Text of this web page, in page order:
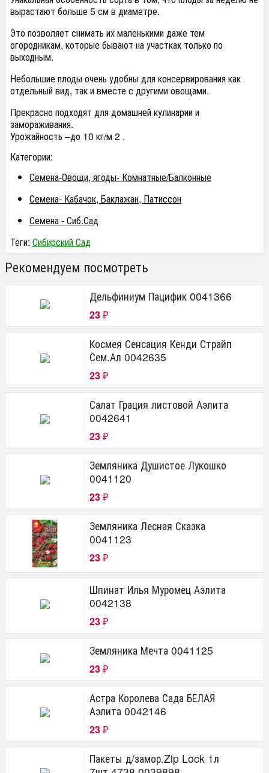
вырастают больше 5 см в диаметре.
Это позволяет снимать их маленькими даже тем
огородникам, которые бывают на участках только по
выходным.
Небольшие плоды очень удобны для консервирования как
отдельный вид, так и вместе с другими овощами.
Прекрасно подходят для домашней кулинарии и
замораживания.
Урожайность –до 10 кг/м 2 .
Категории:
Семена-Овощи, ягоды- Комнатные/Балконные
Семена- Кабачок, Баклажан, Патиссон
Семена - Сиб.Сад
Теги: Сибирский Сад
Рекомендуем посмотреть
Дельфиниум Пацифик 0041366
23 ₽
Космея Сенсация Кенди Страйп
Сем.Ал 0042635
23 ₽
Салат Грация листовой Аэлита
0042641
23 ₽
Земляника Душистое Лукошко
0041120
23 ₽
Земляника Лесная Сказка
0041123
23 ₽
Шпинат Илья Муромец Аэлита
0042138
23 ₽
Земляника Мечта 0041125
23 ₽
Астра Королева Сада БЕЛАЯ
Аэлита 0042146
23 ₽
Пакеты д/замор.Zip Lock 1л